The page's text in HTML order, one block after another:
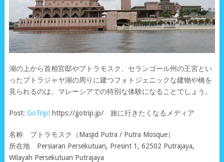
湖の上から首相官邸やプトラモスク、セランゴール州の王宮とい
ったプトラジャヤ湖の周りに建つフォトジェニックな建物や橋を
見られるのは、マレーシアでの特別な体験になることでしょう。
Post: GoTrip!https://gotrip.jp/ 旅に行きたくなるメディア
名称 プトラモスク（Masjid Putra / Putra Mosque）
所在地 Persiaran Persekutuan, Presint 1, 62502 Putrajaya,
Wilayah Persekutuan Putrajaya